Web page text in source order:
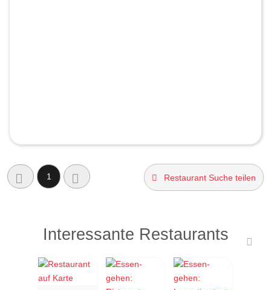
1 Restaurant Suche teilen
Interessante Restaurants